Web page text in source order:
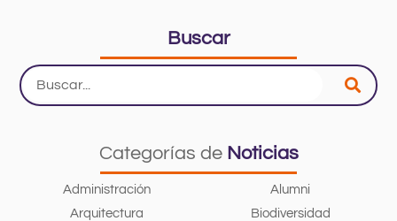
Buscar
Search
...
Categorías de Noticias
Administración
Alumni
Arquitectura
Biodiversidad